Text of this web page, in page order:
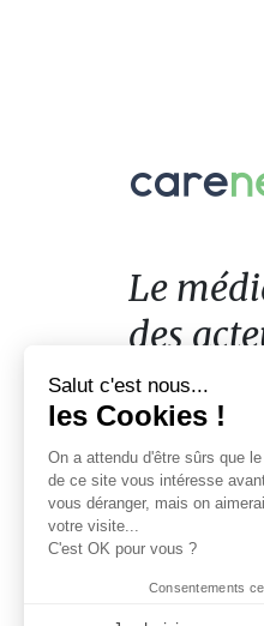
Le
acteurs
de
l'engagement
Le
des
de
Salut c'est nous...
les Cookies !
On a attendu d'être sûrs que
de ce site vous intéresse
vous déranger, mais on
votre visite...
C'est OK pour vous ?
Consentements